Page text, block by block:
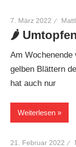
7. März 2022
🌶
Am
gelben Blättern
hat auch nur
Weiterlesen
21. Februar 2022